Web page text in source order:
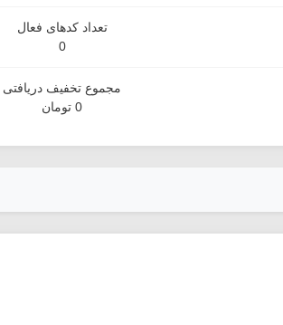
تعداد کدهای فعال
0
مجموع تخفیف دریافتی
0 تومان